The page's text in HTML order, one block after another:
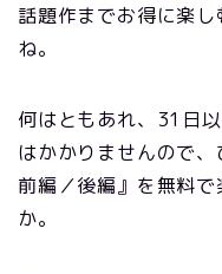
話題作までお得に楽
ね。
何はともあれ、31日
はかかりませんので
前編／後編』を無料
か。